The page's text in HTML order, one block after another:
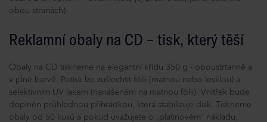
obou stranách).
Reklamní obaly na CD – tisk, který těší
Obaly na CD tiskneme na elegantní křídu 350 g - oboustrtanně a
v plné barvě. Potisk lze zušlechtit fólii (matnou nebo lesklou) a
selektivním UV lakem (nanášeném na matnou fólii). Vnitřek bude
doplněn průhlednou přihrádkou, která stabilizuje disk. Tiskneme
obaly od 50 kusů a pokud uvažujete o „platinovém“ nákladu,